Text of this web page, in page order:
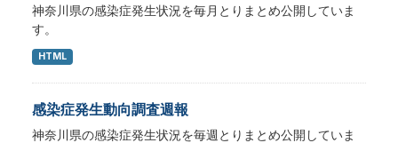
神奈川県の感染症発生状況を毎月とりまとめ公開していま
す。
HTML
感染症発生動向調査週報
神奈川県の感染症発生状況を毎週とりまとめ公開していま